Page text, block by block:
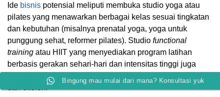
Ide bisnis potensial meliputi membuka studio yoga atau
pilates yang menawarkan berbagai kelas sesuai tingkatan
dan kebutuhan (misalnya prenatal yoga, yoga untuk
punggung sehat, reformer pilates). Studio functional
training atau HIIT yang menyediakan program latihan
berbasis gerakan sehari-hari dan intensitas tinggi juga
sangat di minati oleh segmen yang mencari hasil cepat
dan efisien.
Bingung mau mulai dari mana? Konsultasi yuk